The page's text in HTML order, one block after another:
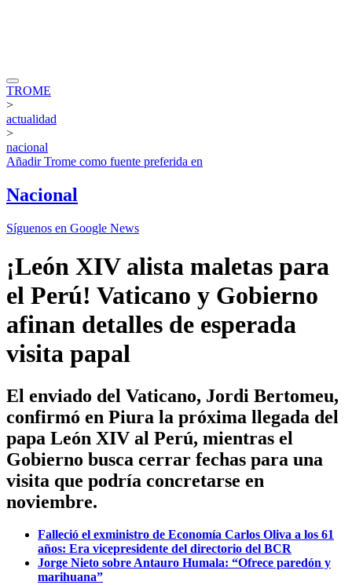
TROME
>
actualidad
>
nacional
AñadirTrome como fuente preferida en
Nacional
Síguenos en Google News
¡León XIV alista maletas para
el Perú! Vaticano y Gobierno
afinan detalles de esperada
visita papal
El enviado del Vaticano, Jordi Bertomeu,
confirmó en Piura la próxima llegada del
papa León XIV al Perú, mientras el
Gobierno busca cerrar fechas para una
visita que podría concretarse en
noviembre.
Falleció el exministro de Economía Carlos Oliva a los 61
años: Era vicepresidente del directorio del BCR
Jorge Nieto sobre Antauro Humala: “Ofrece paredón y
marihuana”